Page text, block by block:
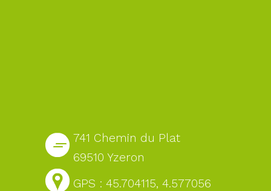
741 Chemin du Plat
69510 Yzeron
GPS : 45.704115, 4.577056